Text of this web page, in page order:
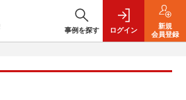
事例を探す ログイン
新規
会員登録